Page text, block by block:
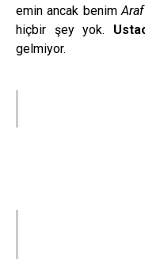
emin ancak benimAraf
hiçbir şey yok.
gelmiyor.